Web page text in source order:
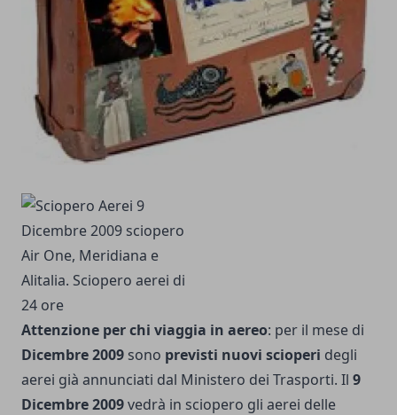
Attenzione per chi viaggia in aereo: per il mese di
Dicembre 2009 sono previsti nuovi scioperi degli
aerei già annunciati dal Ministero dei Trasporti. Il 9
Dicembre 2009vedrà in sciopero gli aerei delle